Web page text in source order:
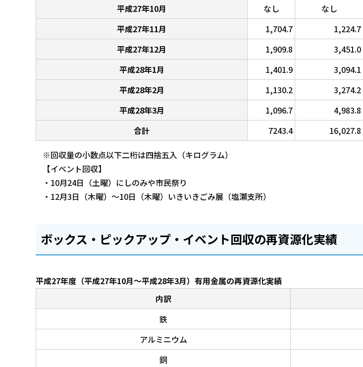
平成27年10月
なし なし
平成27年11月
1,704.7 1,224.7
平成27年12月
1,909.8 3,451.0
平成28年1月
1,401.9 3,094.1
平成28年2月
1,130.2 3,274.2
平成28年3月
1,096.7 4,983.8
合計
7243.4 16,027.8
※回収量の小数点以下二桁は四捨五入（キログラム）
【イベント回収】
・10月24日（土曜）にしのみや市民祭り
・12月3日（木曜）～10日（木曜）いきいきごみ展（塩瀬支所）
ボックス・ピックアップ・イベント回収の再資源化実績
平成27年度（平成27年10月～平成28年3月）有用金属の再資源化実績
内訳
鉄
アルミニウム
銅